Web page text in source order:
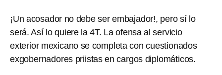
¡Un acosador no debe ser embajador!, pero sí lo
será. Así lo quiere la 4T. La ofensa al servicio
exterior mexicano se completa con cuestionados
exgobernadores priistas en cargos diplomáticos.